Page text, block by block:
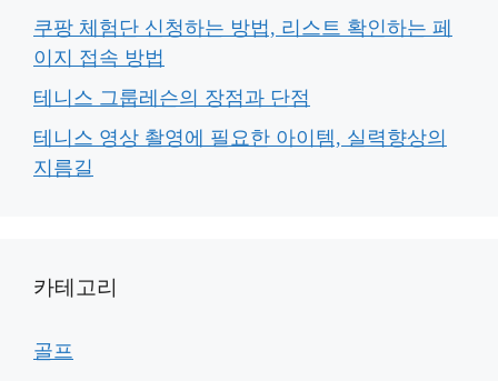
쿠팡 체험단 신청하는 방법, 리스트 확인하는 페
이지 접속 방법
테니스 그룹레슨의 장점과 단점
테니스 영상 촬영에 필요한 아이템, 실력향상의
지름길
카테고리
골프